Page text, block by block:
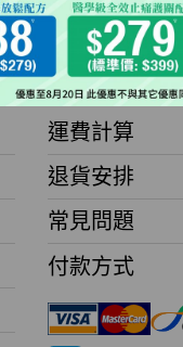
客戶服務
運費計算
退貨安排
常見問題
付款方式